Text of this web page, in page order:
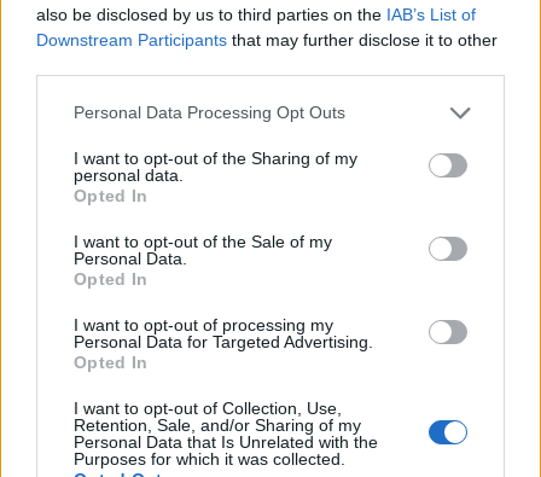
also be disclosed by us to third parties on the IAB’s List of
Downstream Participants that may further disclose it to other
Personal Data Processing Opt Outs
I want to opt-out of the Sharing of my
personal data.
Opted In
I want to opt-out of the Sale of my
Personal Data.
Opted In
I want to opt-out of processing my
Personal Data for Targeted Advertising.
Opted In
I want to opt-out of Collection, Use,
Retention, Sale, and/or Sharing of my
Personal Data that Is Unrelated with the
Purposes for which it was collected.
undervisning kan udfolde og udvikle sig i mange
år fremover, siger Martin Diget Aamann, der er
forstander på Vesterbølle Efterskole.
Ombygningen af efterskolen skal gennemføres i to
etaper.
Først bygger man en ny spisesal og et nyt køkken,
mens man i anden etape renoverer en række
fra keramik og glasarbejde til laserskæring, 3D-
print, podcastproduktion og sceneoptræden, lyder
det i pressemeddelelsen.
Events
Franske akrobater indtager Frederik
VIIs Kanal
Asbjørn Hansen
Følg os på Discover